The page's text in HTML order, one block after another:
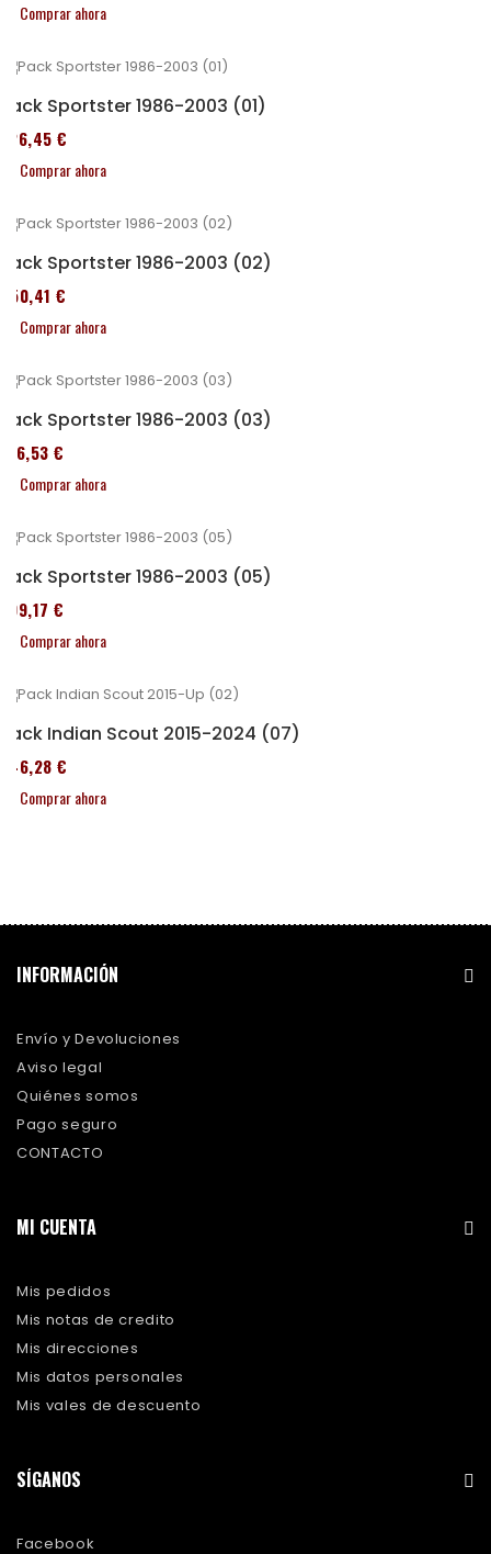
Comprar ahora
Pack Sportster 1986-2003 (01)
326,45 €
Comprar ahora
Pack Sportster 1986-2003 (02)
450,41 €
Comprar ahora
Pack Sportster 1986-2003 (03)
516,53 €
Comprar ahora
Pack Sportster 1986-2003 (05)
299,17 €
Comprar ahora
Pack Indian Scout 2015-2024 (07)
246,28 €
Comprar ahora
INFORMACIÓN
Envío y Devoluciones
Aviso legal
Quiénes somos
Pago seguro
CONTACTO
MI CUENTA
Mis pedidos
Mis notas de credito
Mis direcciones
Mis datos personales
Mis vales de descuento
SÍGANOS
Facebook